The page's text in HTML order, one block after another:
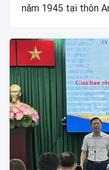
năm 1945 tại thôn